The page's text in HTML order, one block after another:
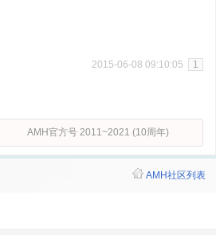
2015-06-08 09:10:05 1
AMH官方号 2011~2021 (10周年)
AMH社区列表